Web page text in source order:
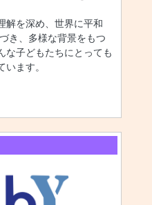
解を深め、世界に平和
き、多様な背景をもつ
な子どもたちにとっても
ます。